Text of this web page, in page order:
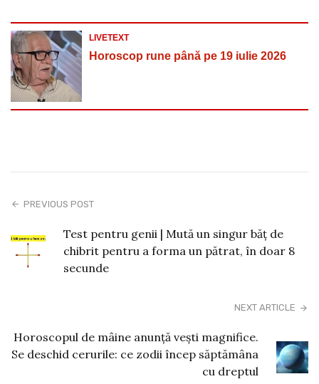
LIVETEXT
Horoscop rune până pe 19 iulie 2026
PREVIOUS POST
Test pentru genii | Mută un singur băț de
chibrit pentru a forma un pătrat, în doar 8
secunde
NEXT ARTICLE
Horoscopul de mâine anunță vești magnifice.
Se deschid cerurile: ce zodii încep săptămâna
cu dreptul